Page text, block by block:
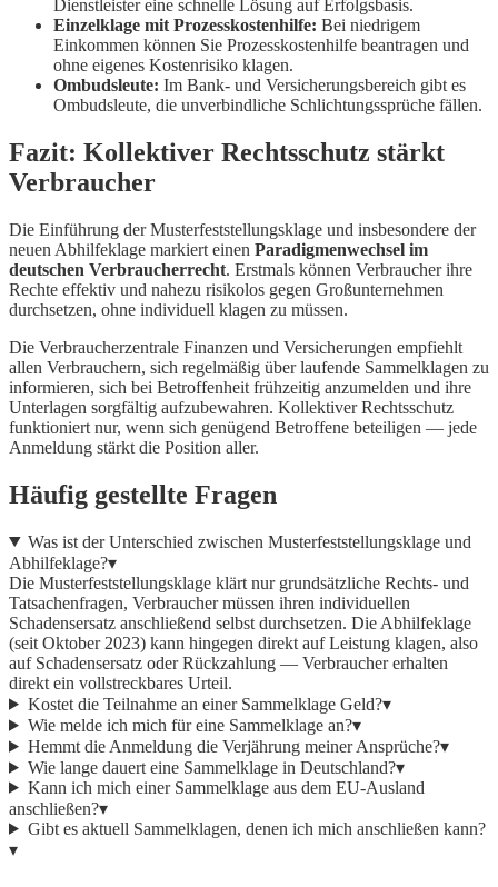
Dienstleister eine schnelle Lösung auf Erfolgsbasis.
Einzelklage mit Prozesskostenhilfe: Bei niedrigem
Einkommen können Sie Prozesskostenhilfe beantragen und
ohne eigenes Kostenrisiko klagen.
Ombudsleute: Im Bank- und Versicherungsbereich gibt es
Ombudsleute, die unverbindliche Schlichtungssprüche fällen.
Fazit: Kollektiver Rechtsschutz stärkt
Verbraucher
Die Einführung der Musterfeststellungsklage und insbesondere der
neuen Abhilfeklage markiert einen Paradigmenwechsel im
deutschen Verbraucherrecht. Erstmals können Verbraucher ihre
Rechte effektiv und nahezu risikolos gegen Großunternehmen
durchsetzen, ohne individuell klagen zu müssen.
Die Verbraucherzentrale Finanzen und Versicherungen empfiehlt
allen Verbrauchern, sich regelmäßig über laufende Sammelklagen zu
informieren, sich bei Betroffenheit frühzeitig anzumelden und ihre
Unterlagen sorgfältig aufzubewahren. Kollektiver Rechtsschutz
funktioniert nur, wenn sich genügend Betroffene beteiligen — jede
Anmeldung stärkt die Position aller.
Häufig gestellte Fragen
Was ist der Unterschied zwischen Musterfeststellungsklage und
Abhilfeklage?▾
Die Musterfeststellungsklage klärt nur grundsätzliche Rechts- und
Tatsachenfragen, Verbraucher müssen ihren individuellen
Schadensersatz anschließend selbst durchsetzen. Die Abhilfeklage
(seit Oktober 2023) kann hingegen direkt auf Leistung klagen, also
auf Schadensersatz oder Rückzahlung — Verbraucher erhalten
direkt ein vollstreckbares Urteil.
Kostet die Teilnahme an einer Sammelklage Geld?▾
Wie melde ich mich für eine Sammelklage an?▾
Hemmt die Anmeldung die Verjährung meiner Ansprüche?▾
Wie lange dauert eine Sammelklage in Deutschland?▾
Kann ich mich einer Sammelklage aus dem EU-Ausland
anschließen?▾
Gibt es aktuell Sammelklagen, denen ich mich anschließen kann?
▾